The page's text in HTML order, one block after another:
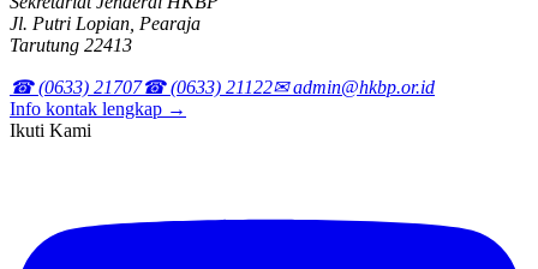
Jl. Putri Lopian, Pearaja
Tarutung 22413
☎ (0633) 21707☎ (0633) 21122✉ admin@hkbp.or.id
Info kontak lengkap →
Ikuti Kami